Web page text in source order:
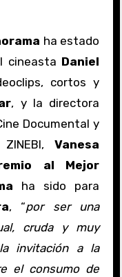
ha estado
cineasta Daniel
cortos y
, y la directora
Documental y
Vanesa
al Mejor
ha sido para
, “por ser una
cruda y muy
invitación a la
el consumo de